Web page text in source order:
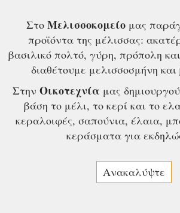
Στο Μελισσοκομείο μας
προϊόντα της μέλισσας:
βασιλικό πολτό, γύρη, πρόπολη
διαθέτουμε μελισσοσμήνη και
Στην Οικοτεχνία μας
βάση το μέλι, το κερί και το
κεραλοιφές, σαπούνια, έλαια,
κεράσματα για
Ανακαλύψτε